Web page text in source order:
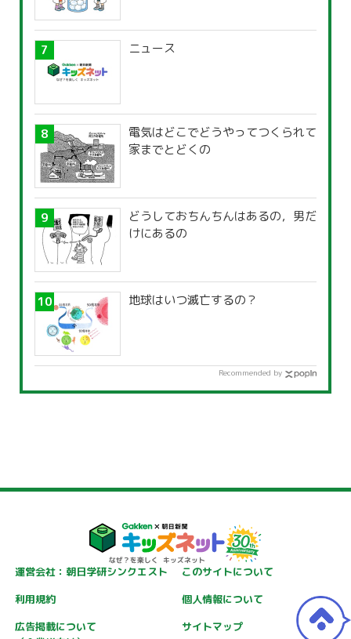
ニュース
電気はどこでどうやってつくられて
家までとどくの
どうしておちんちんはあるの，男だ
けにあるの
地球はいつ滅亡するの？
Recommended by
運営会社：朝日学研シンクエスト
このサイトについて
利用規約
個人情報について
広告掲載について
サイトマップ